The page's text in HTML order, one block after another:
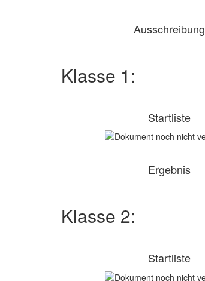
Ausschreibung
Klasse 1:
Startliste
Ergebnis
Klasse 2:
Startliste